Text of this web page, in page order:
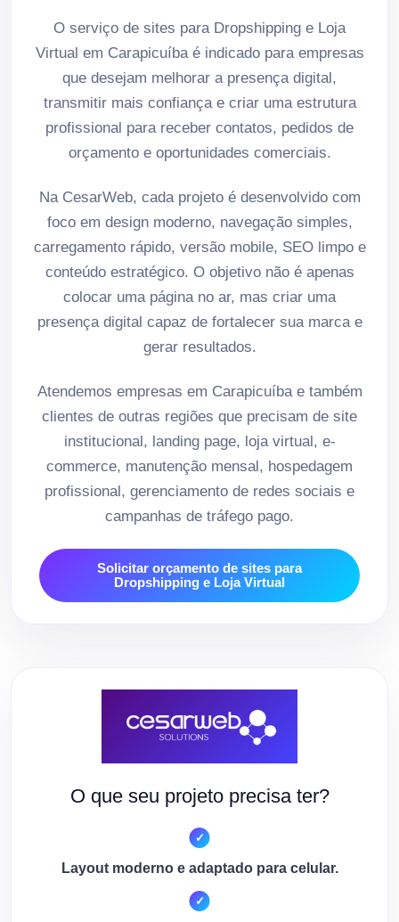
O serviço de sites para Dropshipping e Loja
Virtual em Carapicuíba é indicado para empresas
que desejam melhorar a presença digital,
transmitir mais confiança e criar uma estrutura
profissional para receber contatos, pedidos de
orçamento e oportunidades comerciais.
Na CesarWeb, cada projeto é desenvolvido com
foco em design moderno, navegação simples,
carregamento rápido, versão mobile, SEO limpo e
conteúdo estratégico. O objetivo não é apenas
colocar uma página no ar, mas criar uma
presença digital capaz de fortalecer sua marca e
gerar resultados.
Atendemos empresas em Carapicuíba e também
clientes de outras regiões que precisam de site
institucional, landing page, loja virtual, e-
commerce, manutenção mensal, hospedagem
profissional, gerenciamento de redes sociais e
campanhas de tráfego pago.
Solicitar orçamento de sites para
Dropshipping e Loja Virtual
O que seu projeto precisa ter?
Layout moderno e adaptado para celular.